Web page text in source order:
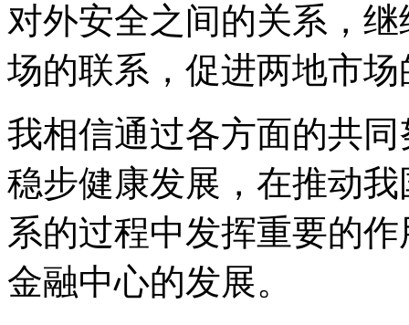
对外安全之间的关系，
场的联系，促进两地市
我相信通过各方面的共
稳步健康发展，在推动
系的过程中发挥重要的
金融中心的发展。